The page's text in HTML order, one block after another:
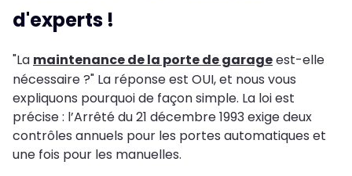
d'experts !
"La maintenance de la porte de garageest-elle
nécessaire ?" La réponse est OUI, et nous vous
expliquons pourquoi de façon simple. La loi est
précise : l’Arrêté du 21 décembre 1993 exige deux
contrôles annuels pour les portes automatiques et
une fois pour les manuelles.